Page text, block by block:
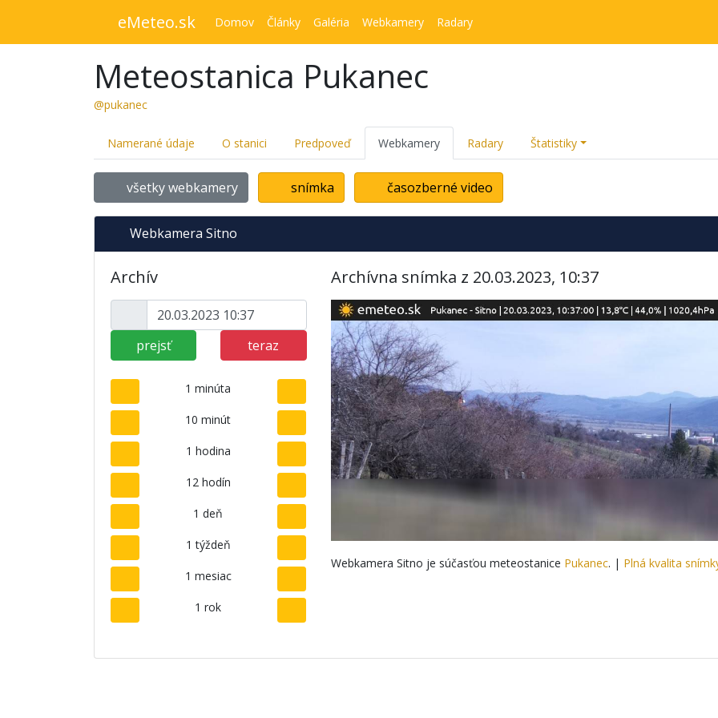
eMeteo.sk Domov Články Galéria Webkamery Radary
Meteostanica Pukanec
@pukanec
Namerané údaje O stanici Predpoveď Webkamery Radary Štatistiky
všetky webkamery snímka časozberné video
Webkamera Sitno
Archív
prejsť teraz
1 minúta
10 minút
1 hodina
12 hodín
1 deň
1 týždeň
1 mesiac
1 rok
Archívna snímka z 20.03.2023, 10:37
Webkamera Sitno je súčasťou meteostanice Pukanec. | Plná kvalita